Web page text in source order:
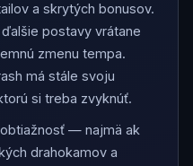
a skrytých bonusov.
postavy vrátane
zmenu tempa.
má stále svoju
si treba zvyknúť.
— najmä ak
drahokamov a